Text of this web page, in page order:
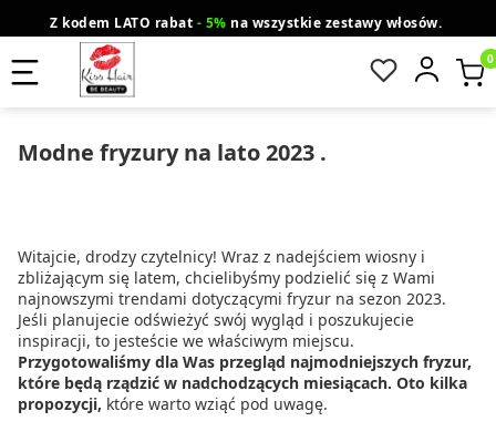
Z kodem LATO rabat - 5% na wszystkie zestawy włosów.
wysyłka gratis od 200 zł Orlen Paczka
Modne fryzury na lato 2023 .
Witajcie, drodzy czytelnicy! Wraz z nadejściem wiosny i
zbliżającym się latem, chcielibyśmy podzielić się z Wami
najnowszymi trendami dotyczącymi fryzur na sezon 2023.
Jeśli planujecie odświeżyć swój wygląd i poszukujecie
inspiracji, to jesteście we właściwym miejscu.
Przygotowaliśmy dla Was przegląd najmodniejszych fryzur,
które będą rządzić w nadchodzących miesiącach. Oto kilka
propozycji, które warto wziąć pod uwagę.